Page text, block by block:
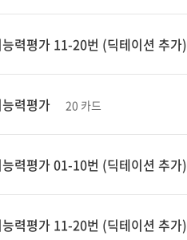
력평가 11-20번 (딕테이션 추가)
력평가 20 카드
력평가 01-10번 (딕테이션 추가)
력평가 11-20번 (딕테이션 추가)